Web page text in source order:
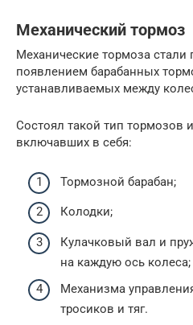
Механический тормоз
Механические тормоза стали
появлением барабанных
устанавливаемых между
Состоял такой тип тормозов
включавших в себя:
Тормозной барабан;
Колодки;
Кулачковый вал и
на каждую ось колеса;
Механизма
тросиков и тяг.